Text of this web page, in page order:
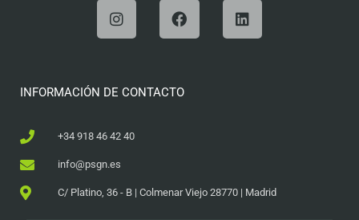
INFORMACIÓN DE CONTACTO
+34 918 46 42 40
info@psgn.es
C/ Platino, 36 - B | Colmenar Viejo 28770 | Madrid